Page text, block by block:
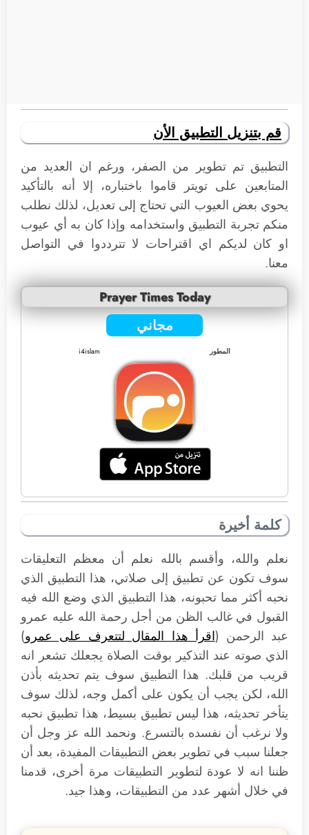
قم بتنزيل التطبيق الأن
التطبيق تم تطوير من الصفر، ورغم ان العديد من
المتابعين على تويتر قاموا باختباره، إلا أنه بالتأكيد
يحوي بعض العيوب التي تحتاج إلى تعديل، لذلك نطلب
منكم تجربة التطبيق واستخدامه وإذا كان به أي عيوب
او كان لديكم اي اقتراحات لا تترددوا في التواصل
معنا.
Prayer Times Today
مجاني
المطور i4islam
كلمة أخيرة
نعلم والله، وأقسم بالله نعلم أن معظم التعليقات
سوف تكون عن تطبيق إلى صلاتي، هذا التطبيق الذي
نحبه أكثر مما تحبونه، هذا التطبيق الذي وضع الله فيه
القبول في غالب الظن من أجل رحمة الله عليه عمرو
عبد الرحمن (اقرأ هذا المقال لتتعرف على عمرو)
الذي صوته عند التذكير بوقت الصلاة يجعلك تشعر انه
قريب من قلبك. هذا التطبيق سوف يتم تحديثه بأذن
الله، لكن يجب أن يكون على أكمل وجه، لذلك سوف
يتأخر تحديثه، هذا ليس تطبيق بسيط، هذا تطبيق نحبه
ولا نرغب أن نفسده بالتسرع. ونحمد الله عز وجل أن
جعلنا سبب في تطوير بعض التطبيقات المفيدة، بعد أن
ظننا انه لا عودة لتطوير التطبيقات مرة أخرى، قدمنا
في خلال أشهر عدد من التطبيقات، وهذا جيد.